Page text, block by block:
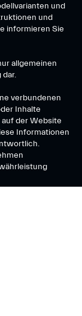
und
und
informieren Sie
allgemeinen
verbundenen
Inhalte
der Website
Informationen